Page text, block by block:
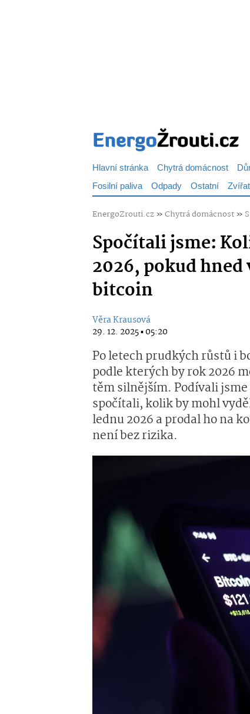
Hlavní stránka Chytrá domácnost
Fosilní paliva Odpady Ostatní
EnergoZrouti.cz»Chytrá domácnost»
Spočítali jsme:
2026, pokud
bitcoin
Věra Krausová
29. 12. 2025 ▪ 05:20
Po letech prudkých růstů i
podle kterých by rok 2026
těm silnějším. Podívali
spočítali, kolik by mohl
lednu 2026 a prodal ho na
není bez rizika.